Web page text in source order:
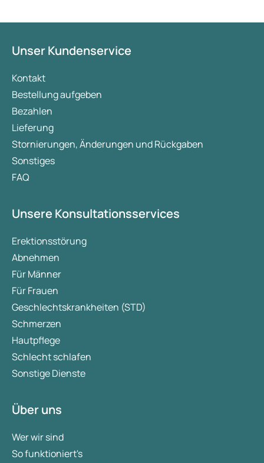
Unser Kundenservice
Kontakt
Bestellung aufgeben
Bezahlen
Lieferung
Stornierungen, Änderungen und Rückgaben
Sonstiges
FAQ
Unsere Konsultationsservices
Erektionsstörung
Abnehmen
Für Männer
Für Frauen
Geschlechtskrankheiten (STD)
Schmerzen
Hautpflege
Schlecht schlafen
Sonstige Dienste
Über uns
Wer wir sind
So funktioniert's